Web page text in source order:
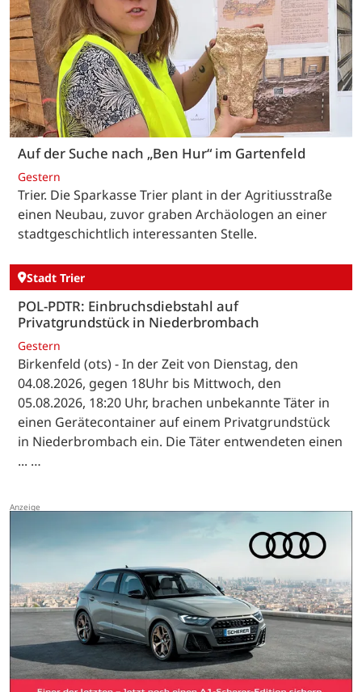
Auf der Suche nach „Ben Hur“ im Gartenfeld
Gestern
Trier. Die Sparkasse Trier plant in der Agritiusstraße
einen Neubau, zuvor graben Archäologen an einer
stadtgeschichtlich interessanten Stelle.
Stadt Trier
POL-PDTR: Einbruchsdiebstahl auf
Privatgrundstück in Niederbrombach
Gestern
Birkenfeld (ots) - In der Zeit von Dienstag, den
04.08.2026, gegen 18Uhr bis Mittwoch, den
05.08.2026, 18:20 Uhr, brachen unbekannte Täter in
einen Gerätecontainer auf einem Privatgrundstück
in Niederbrombach ein. Die Täter entwendeten einen
... …